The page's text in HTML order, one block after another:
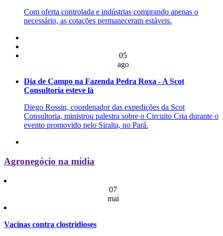
Com oferta controlada e indústrias comprando apenas o
necessário, as cotações permaneceram estáveis.
05
ago
Dia de Campo na Fazenda Pedra Roxa - A Scot
Consultoria esteve lá
Diego Rossin, coordenador das expedições da Scot
Consultoria, ministrou palestra sobre o Circuito Cria durante o
evento promovido pelo Siralta, no Pará.
Agronegócio na mídia
07
mai
Vacinas contra clostridioses